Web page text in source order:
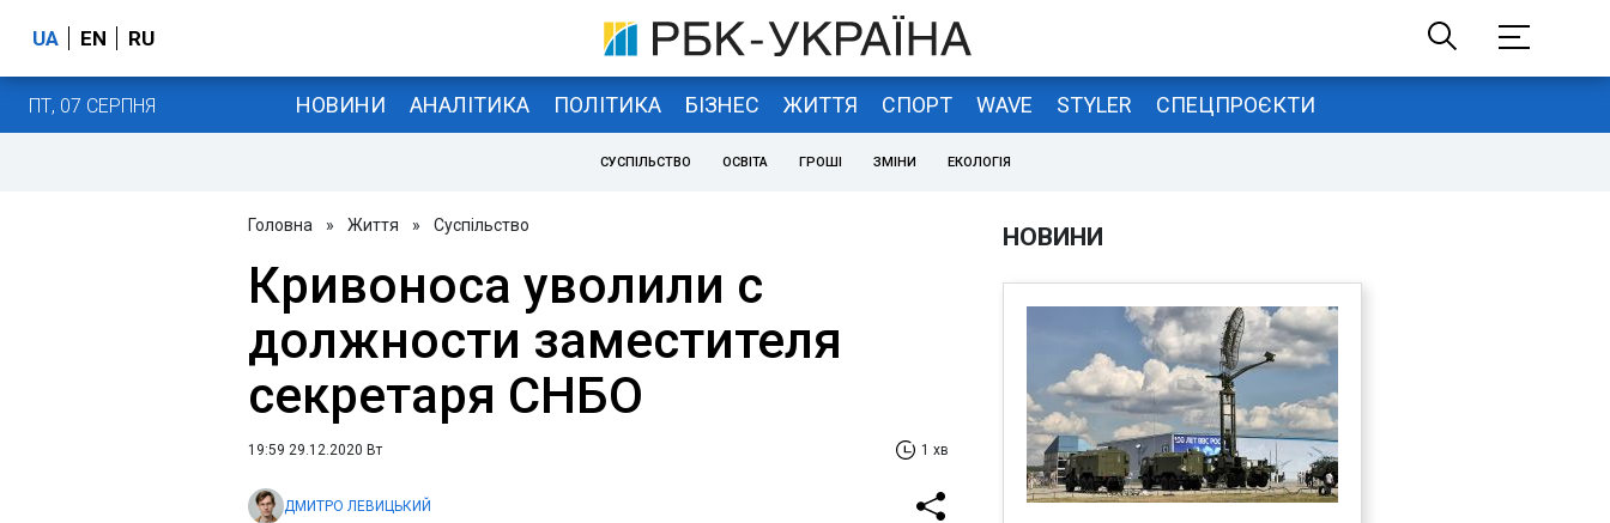
UA EN RU
ПТ, 07 СЕРПНЯ НОВИНИ АНАЛІТИКА ПОЛІТИКА БІЗНЕС ЖИТТЯ СПОРТ WAVE STYLER СПЕЦПРОЄКТИ
СУСПІЛЬСТВО ОСВІТА ГРОШІ ЗМІНИ ЕКОЛОГІЯ
Головна » Життя » Суспільство
Кривоноса уволили с
должности заместителя
секретаря СНБО
19:59 29.12.2020 Вт 1 хв
ДМИТРО ЛЕВИЦЬКИЙ
НОВИНИ